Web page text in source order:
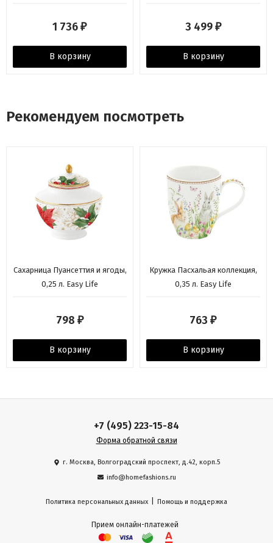
1 736 ₽
В корзину
3 499 ₽
В корзину
Рекомендуем посмотреть
Сахарница Пуансеттия и ягоды,
0,25 л. Easy Life
798 ₽
В корзину
Кружка Пасхальая коллекция,
0,35 л. Easy Life
763 ₽
В корзину
+7 (495) 223-15-84
Форма обратной связи
г. Москва, Волгоградский проспект, д.42, корп.5
info@homefashions.ru
Политика персональных данных Помощь и поддержка
Прием онлайн-платежей